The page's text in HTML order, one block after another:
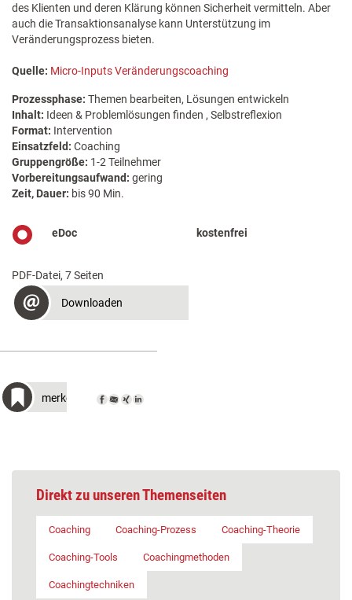
des Klienten und deren Klärung können Sicherheit vermitteln. Aber
auch die Transaktionsanalyse kann Unterstützung im
Veränderungsprozess bieten.
Quelle: Micro-Inputs Veränderungscoaching
Prozessphase: Themen bearbeiten, Lösungen entwickeln
Inhalt: Ideen & Problemlösungen finden , Selbstreflexion
Format: Intervention
Einsatzfeld: Coaching
Gruppengröße: 1-2 Teilnehmer
Vorbereitungsaufwand: gering
Zeit, Dauer: bis 90 Min.
eDoc kostenfrei
PDF-Datei, 7 Seiten
Downloaden
merken
Direkt zu unseren Themenseiten
Coaching Coaching-Prozess Coaching-Theorie
Coaching-Tools Coachingmethoden
Coachingtechniken